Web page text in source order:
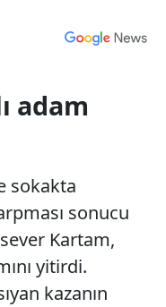
adam
sokakta
sonucu
Kartam,
yitirdi.
kazanın